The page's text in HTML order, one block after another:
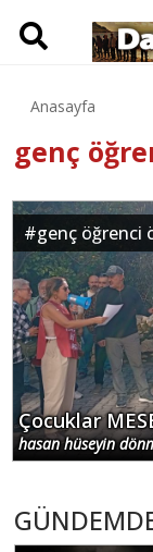
Anasayfa
genç
#genç öğrenci
Çocuklar
hasan hüseyin